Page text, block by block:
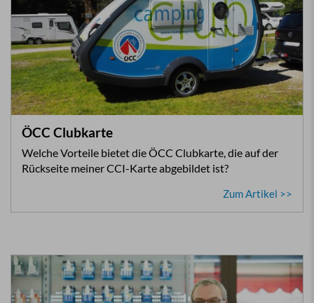
ÖCC Clubkarte
Welche Vorteile bietet die ÖCC Clubkarte, die auf der
Rückseite meiner CCI-Karte abgebildet ist?
Zum Artikel >>